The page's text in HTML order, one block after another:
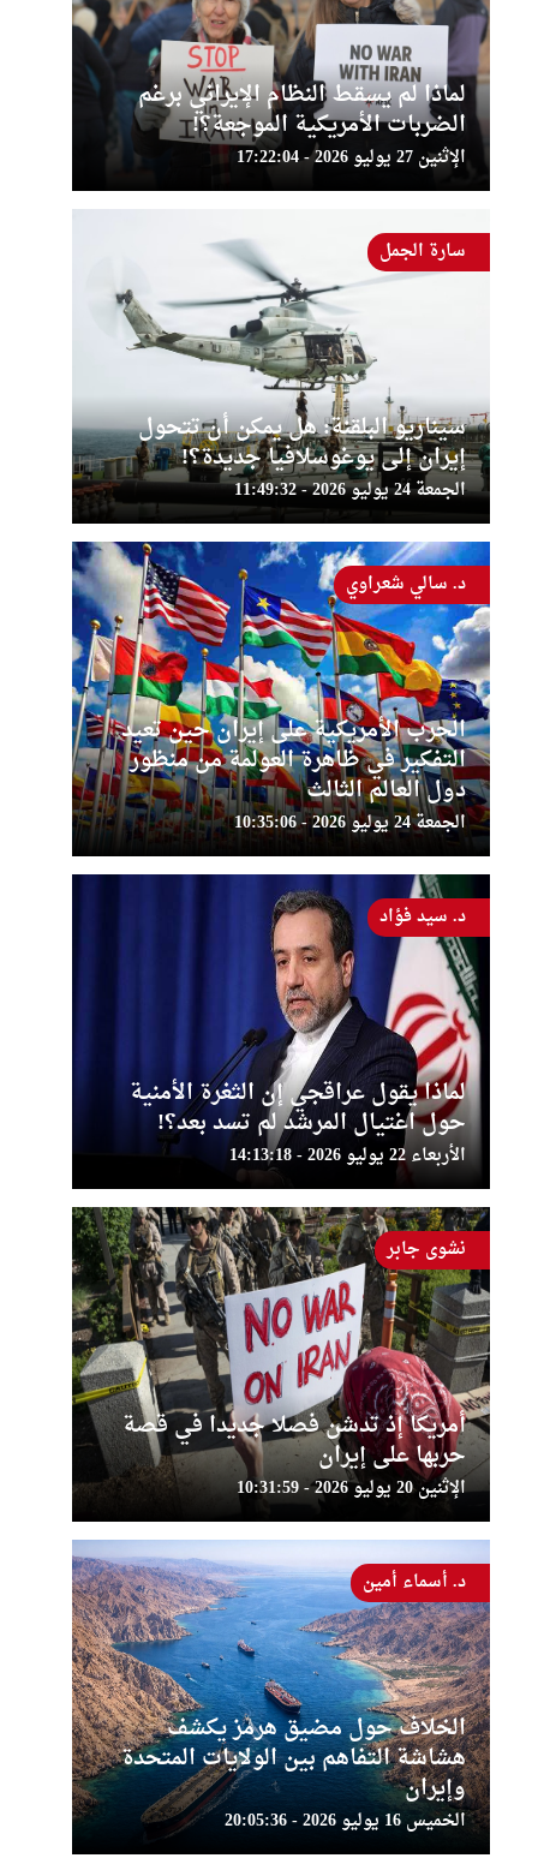
لماذا لم يسقط النظام الإيراني برغم
الضربات الأمريكية الموجعة؟!
الإثنين 27 يوليو 2026 - 17:22:04
سيناريو البلقنة: هل يمكن أن تتحول
إيران إلى يوغوسلافيا جديدة؟!
الجمعة 24 يوليو 2026 - 11:49:32
سارة الجمل
الحرب الأمريكية على إيران حين تعيد
التفكير في ظاهرة العولمة من منظور
دول العالم الثالث
الجمعة 24 يوليو 2026 - 10:35:06
د. سالي شعراوي
لماذا يقول عراقجي إن الثغرة الأمنية
حول اغتيال المرشد لم تسد بعد؟!
الأربعاء 22 يوليو 2026 - 14:13:18
د. سيد فؤاد
أمريكا إذ تدشن فصلا جديدا في قصة
حربها على إيران
الإثنين 20 يوليو 2026 - 10:31:59
نشوى جابر
الخلاف حول مضيق هرمز يكشف
هشاشة التفاهم بين الولايات المتحدة
وإيران
الخميس 16 يوليو 2026 - 20:05:36
د. أسماء أمين